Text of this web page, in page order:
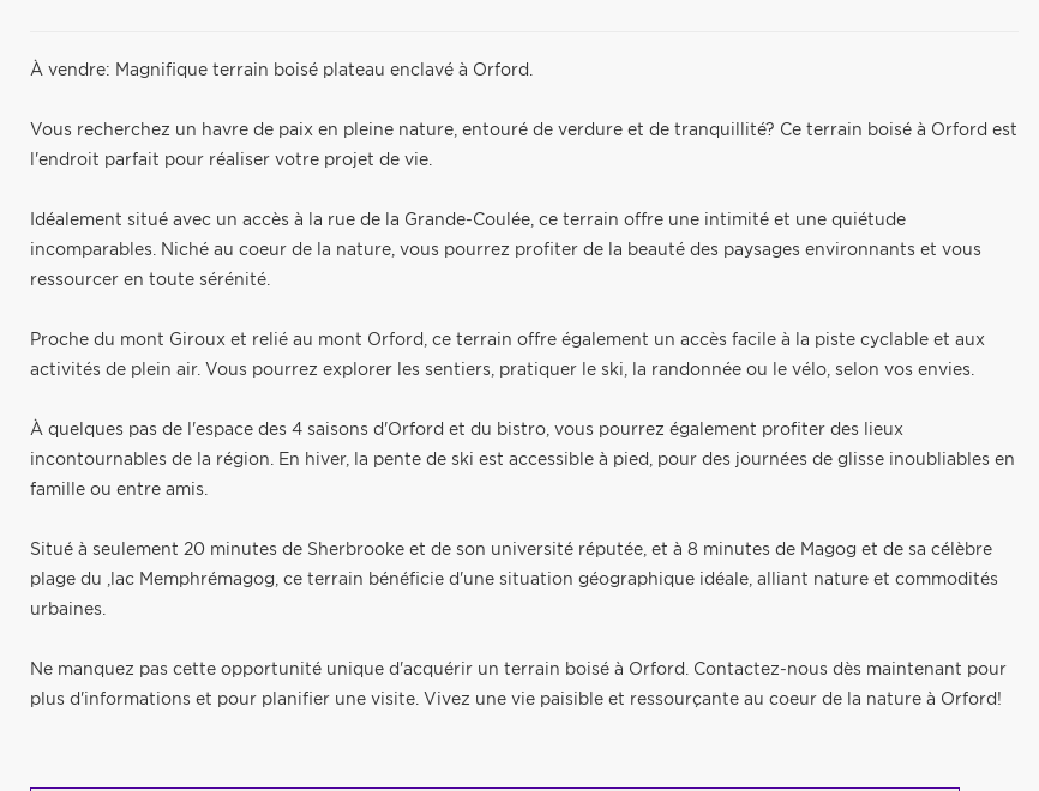
À vendre: Magnifique terrain boisé plateau enclavé à Orford.
Vous recherchez un havre de paix en pleine nature, entouré de verdure et de tranquillité? Ce terrain boisé à Orford est
l'endroit parfait pour réaliser votre projet de vie.
Idéalement situé avec un accès à la rue de la Grande-Coulée, ce terrain offre une intimité et une quiétude
incomparables. Niché au coeur de la nature, vous pourrez profiter de la beauté des paysages environnants et vous
ressourcer en toute sérénité.
Proche du mont Giroux et relié au mont Orford, ce terrain offre également un accès facile à la piste cyclable et aux
activités de plein air. Vous pourrez explorer les sentiers, pratiquer le ski, la randonnée ou le vélo, selon vos envies.
À quelques pas de l'espace des 4 saisons d'Orford et du bistro, vous pourrez également profiter des lieux
incontournables de la région. En hiver, la pente de ski est accessible à pied, pour des journées de glisse inoubliables en
famille ou entre amis.
Situé à seulement 20 minutes de Sherbrooke et de son université réputée, et à 8 minutes de Magog et de sa célèbre
plage du ,lac Memphrémagog, ce terrain bénéficie d'une situation géographique idéale, alliant nature et commodités
urbaines.
Ne manquez pas cette opportunité unique d'acquérir un terrain boisé à Orford. Contactez-nous dès maintenant pour
plus d'informations et pour planifier une visite. Vivez une vie paisible et ressourçante au coeur de la nature à Orford!